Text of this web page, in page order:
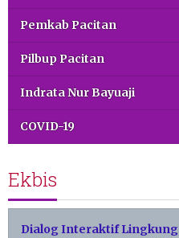
Pemkab Pacitan
Pilbup Pacitan
Indrata Nur Bayuaji
COVID-19
Ekbis
Dialog Interaktif